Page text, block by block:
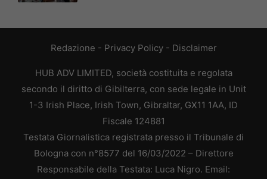
Redazione - Privacy Policy- Disclaimer
HUB ADV LIMITED, società costituita e regolata
secondo il diritto di Gibilterra, con sede legale in Unit
1-3 Irish Place, Irish Town, Gibraltar, GX11 1AA, ID
Fiscale 124881
Testata Giornalistica registrata presso il Tribunale di
Bologna con n°8577 del 16/03/2022 – Direttore
Responsabile della Testata: Luca Nigro. Email: